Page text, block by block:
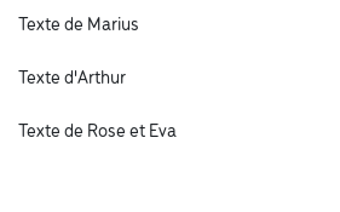
Texte de Marius
Texte d'Arthur
Texte de Rose et Eva